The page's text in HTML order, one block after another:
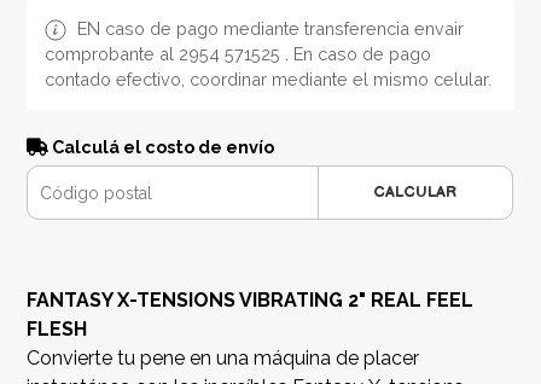
EN caso de pago mediante transferencia envair
comprobante al 2954 571525 . En caso de pago
contado efectivo, coordinar mediante el mismo celular.
Calculá el costo de envío
CALCULAR
FANTASY X-TENSIONS VIBRATING 2" REAL FEEL
FLESH
Convierte tu pene en una máquina de placer